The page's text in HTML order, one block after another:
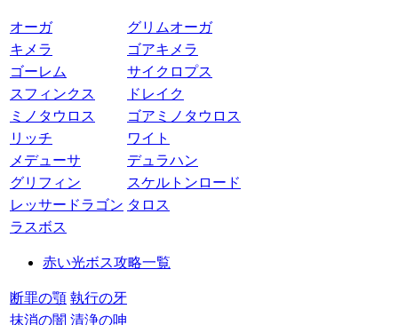
オーガ
グリムオーガ
キメラ
ゴアキメラ
ゴーレム
サイクロプス
スフィンクス
ドレイク
ミノタウロス
ゴアミノタウロス
リッチ
ワイト
メデューサ
デュラハン
グリフィン
スケルトンロード
レッサードラゴン タロス
ラスボス
赤い光ボス攻略一覧
断罪の顎 執行の牙
抹消の闇 清浄の呻